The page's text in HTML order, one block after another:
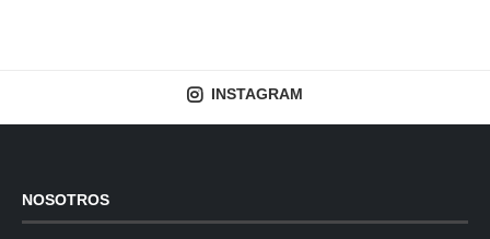
INSTAGRAM
NOSOTROS